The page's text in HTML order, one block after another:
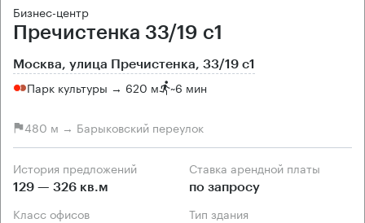
Бизнес-центр
Пречистенка 33/19 с1
Москва, улица Пречистенка, 33/19 с1
Парк культуры → 620 м ~6 мин
480 м → Барыковский переулок
История предложений
129 — 326 кв.м
Ставка арендной платы
по запросу
Класс офисов Тип здания